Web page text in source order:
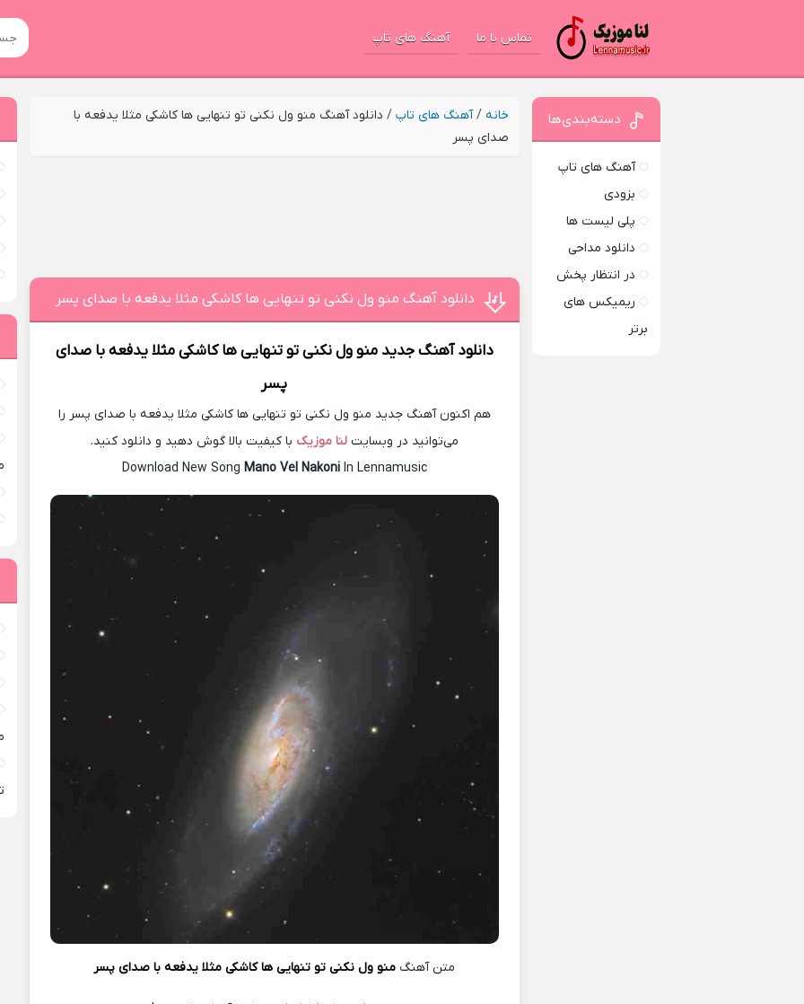
تماس با ما آهنگ های تاپ
خانه /آهنگ های تاپ / دانلود آهنگ منو ول نکنی تو تنهایی ها کاشکی مثلا یدفعه با
صدای پسر
دانلود آهنگ منو ول نکنی تو تنهایی ها کاشکی مثلا یدفعه با صدای پسر
دانلود آهنگ جدید منو ول نکنی تو تنهایی ها کاشکی مثلا یدفعه با صدای
پسر
هم اکنون آهنگ جدید منو ول نکنی تو تنهایی ها کاشکی مثلا یدفعه با صدای پسر را
می‌توانید در وبسایتلنا موزیک با کیفیت بالا گوش دهید و دانلود کنید.
Download New Song Mano Vel NakoniIn Lennamusic
متن آهنگ منو ول نکنی تو تنهایی ها کاشکی مثلا یدفعه با صدای پسر
دسته‌بندی‌ها
آهنگ های تاپ
بزودی
پلی لیست ها
دانلود مداحی
در انتظار پخش
ریمیکس های
برتر